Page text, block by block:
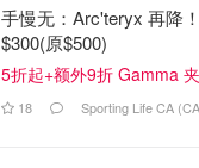
手慢无：Arc'teryx 再降
$300(原$500)
5折起+额外9折 Gamma
18 Sporting Life CA